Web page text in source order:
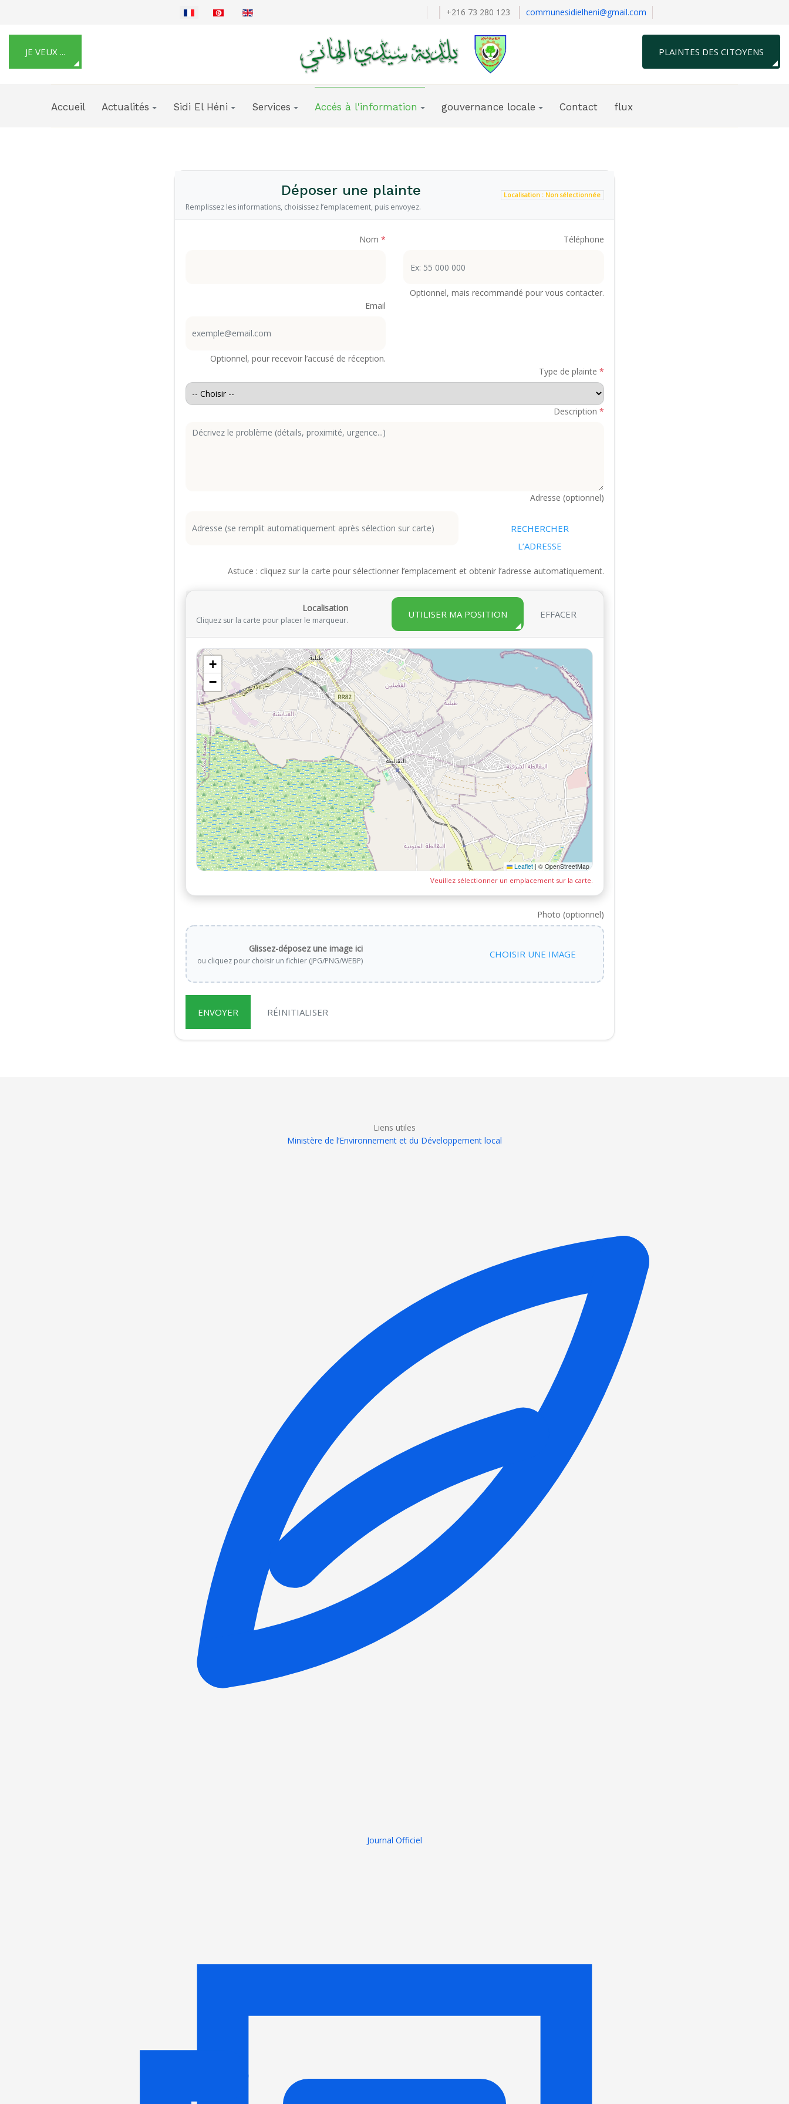
+216 73 280 123 communesidielheni@gmail.com
JE VEUX ... PLAINTES DES CITOYENS
Accueil Actualités Sidi El Héni Services Accés à l'information gouvernance locale Contact flux
Déposer une plainte
Remplissez les informations, choisissez l’emplacement, puis envoyez.
Localisation : Non sélectionnée
Nom * Téléphone
Optionnel, mais recommandé pour vous contacter.
Email
Optionnel, pour recevoir l’accusé de réception.
Type de plainte *
Description *
Adresse (optionnel)
RECHERCHER
L’ADRESSE
Astuce : cliquez sur la carte pour sélectionner l’emplacement et obtenir l’adresse automatiquement.
Localisation
Cliquez sur la carte pour placer le marqueur.
UTILISER MA POSITION EFFACER
+
−
Leaflet | © OpenStreetMap
Veuillez sélectionner un emplacement sur la carte.
Photo (optionnel)
Glissez-déposez une image ici
ou cliquez pour choisir un fichier (JPG/PNG/WEBP)
CHOISIR UNE IMAGE
ENVOYER RÉINITIALISER
Liens utiles
Ministère de l’Environnement et du Développement local
Journal Officiel